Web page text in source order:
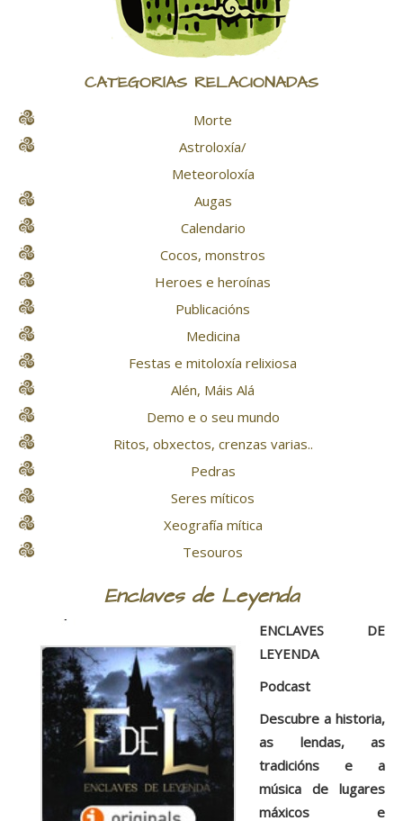
CATEGORÍAS RELACIONADAS
Morte
Astroloxía/
Meteoroloxía
Augas
Calendario
Cocos, monstros
Heroes e heroínas
Publicacións
Medicina
Festas e mitoloxía relixiosa
Alén, Máis Alá
Demo e o seu mundo
Ritos, obxectos, crenzas varias..
Pedras
Seres míticos
Xeografía mítica
Tesouros
Enclaves de Leyenda
ENCLAVES DE
LEYENDA
Podcast
Descubre a historia,
as lendas, as
tradicións e a
música de lugares
máxicos e